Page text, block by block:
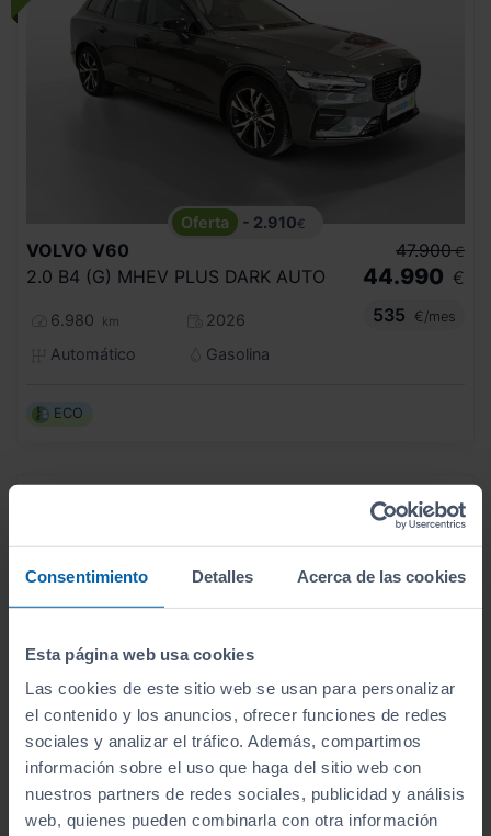
Consentimiento Detalles Acerca de las cookies
Esta página web usa cookies
Las cookies de este sitio web se usan para personalizar
el contenido y los anuncios, ofrecer funciones de redes
sociales y analizar el tráfico. Además, compartimos
información sobre el uso que haga del sitio web con
nuestros partners de redes sociales, publicidad y análisis
web, quienes pueden combinarla con otra información
- 2.910€
VOLVO V60
2.0 B4 (G) MHEV PLUS DARK AUTO
6.980 km
2026
Automático
Gasolina
47.900 €
44.990 €
535
€/mes
ECO